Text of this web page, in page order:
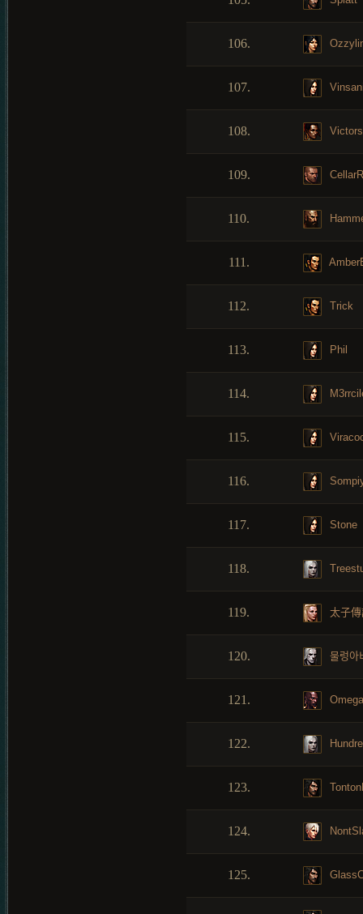
106.
107.
108. Victors
109.
110.
111.
112. Trick
113. Phil
114.
115.
116.
117. Stone
118.
119. 太子
120. 물렁아
121. Omega
122.
123.
124.
125.